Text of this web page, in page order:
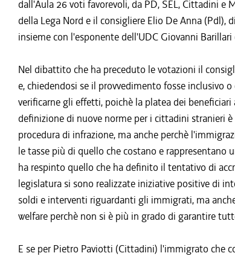
dall'Aula 26 voti favorevoli, da PD, SEL, Cittadini e
della Lega Nord e il consigliere Elio De Anna
insieme con l'esponente dell'UDC Giovanni
Nel dibattito che ha preceduto le votazioni il
e, chiedendosi se il provvedimento fosse inclusivo
verificarne gli effetti, poichè la platea dei
definizione di nuove norme per i cittadini stranieri
procedura di infrazione, ma anche perchè
le tasse più di quello che costano e rappresentano
ha respinto quello che ha definito il tentativo di
legislatura si sono realizzate iniziative positive di
soldi e interventi riguardanti gli immigrati, ma
welfare perchè non si è più in grado di garantire
E se per Pietro Paviotti (Cittadini) l'immigrato che